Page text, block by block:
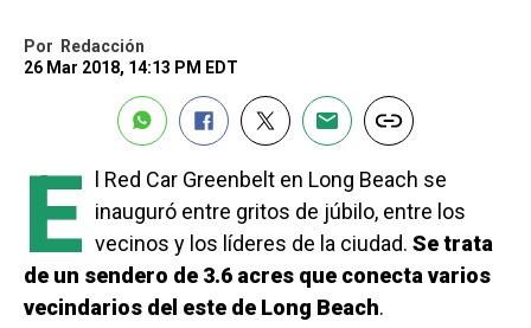
Por
Redacción
26 Mar 2018, 14:13 PM EDT
E
l Red Car Greenbelt en Long Beach se
inauguró entre gritos de júbilo, entre los
vecinos y los líderes de la ciudad. Se trata
de un sendero de 3.6 acres que conecta varios
vecindarios del este de Long Beach.